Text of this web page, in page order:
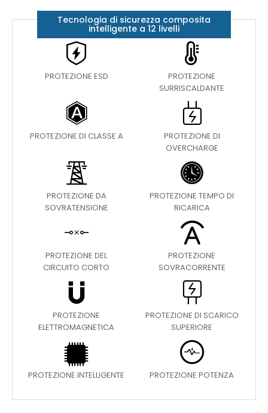
Tecnologia di sicurezza composita
intelligente a 12 livelli
PROTEZIONE ESD
PROTEZIONE
SURRISCALDANTE
PROTEZIONE DI CLASSE A
PROTEZIONE DI
OVERCHARGE
PROTEZIONE DA
SOVRATENSIONE
PROTEZIONE TEMPO DI
RICARICA
PROTEZIONE DEL
CIRCUITO CORTO
PROTEZIONE
SOVRACORRENTE
PROTEZIONE
ELETTROMAGNETICA
PROTEZIONE DI SCARICO
SUPERIORE
PROTEZIONE INTELLIGENTE PROTEZIONE POTENZA